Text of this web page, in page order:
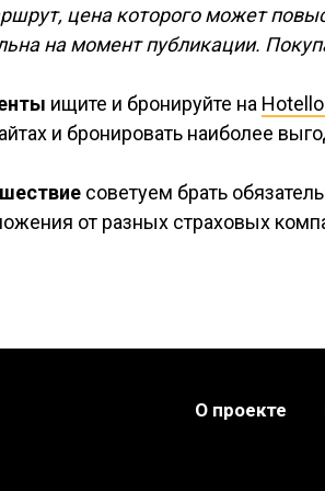
цена которого может
на момент публикации.
ищите и бронируйте на
и бронировать наиболее
советуем брать
от разных страховых
О проекте